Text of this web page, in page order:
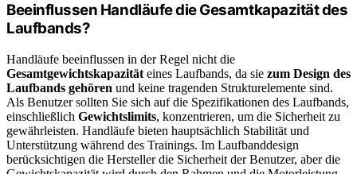
Beeinflussen Handläufe die Gesamtkapazität des
Laufbands?
Handläufe beeinflussen in der Regel nicht die
Gesamtgewichtskapazität eines Laufbands, da sie zum Design des
Laufbands gehören und keine tragenden Strukturelemente sind.
Als Benutzer sollten Sie sich auf die Spezifikationen des Laufbands,
einschließlich Gewichtslimits, konzentrieren, um die Sicherheit zu
gewährleisten. Handläufe bieten hauptsächlich Stabilität und
Unterstützung während des Trainings. Im Laufbanddesign
berücksichtigen die Hersteller die Sicherheit der Benutzer, aber die